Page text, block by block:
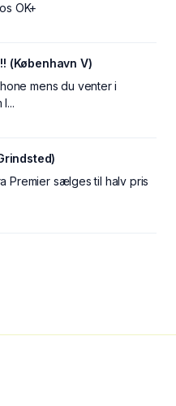
OK+
(København V)
mens du venter i
Premier sælges til halv pris